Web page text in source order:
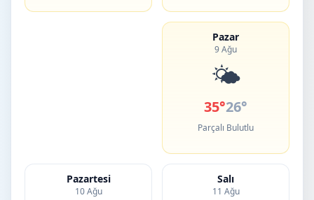
Pazar
9 Ağu
🌤️
35°26°
Parçalı Bulutlu
Pazartesi
10 Ağu
Salı
11 Ağu